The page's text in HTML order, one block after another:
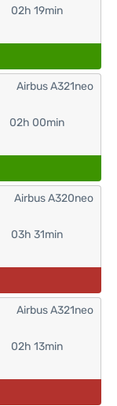
02h 19min
02h 00min
Airbus A321neo
03h 31min
Airbus A320neo
02h 13min
Airbus A321neo